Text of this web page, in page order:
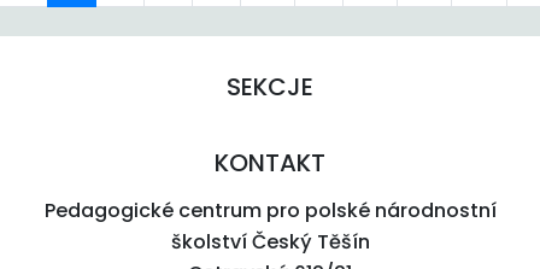
SEKCJE
KONTAKT
Pedagogické centrum pro polské národnostní
školství Český Těšín